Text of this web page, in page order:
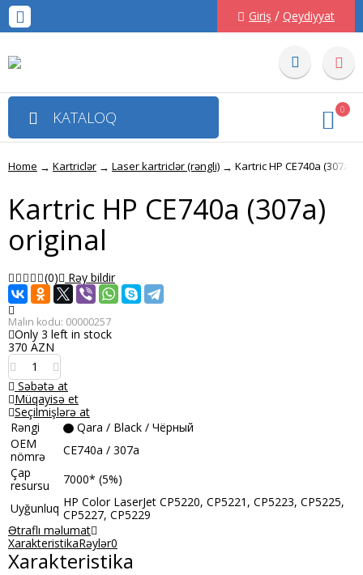
Giriş / Qeydiyyat
KATALOQ 0
Home → Kartriclər → Laser kartriclər (rəngli) → Kartric HP CE740a (307a)
Kartric HP CE740a (307a)
original
(0) Rəy bildir
Malın kodu: 00000257
Only 3 left in stock
370 AZN
Səbətə at
Müqayisə et
Seçilmişlərə at
Rəngi
Qara / Black / Чёрный
OEM
nömrə
CE740a / 307a
Çap
resursu
7000* (5%)
Uyğunluq HP Сolor LaserJet CP5220, CP5221, CP5223, CP5225,
CP5227, CP5229
Ətraflı məlumat
XarakteristikaRəylər0
Xarakteristika